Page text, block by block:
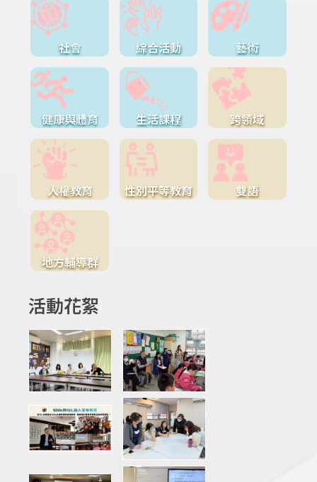
社會 綜合活動 藝術
健康與體育 生活課程 跨領域
人權教育 性別平等教育 雙語
地方輔導群
活動花絮